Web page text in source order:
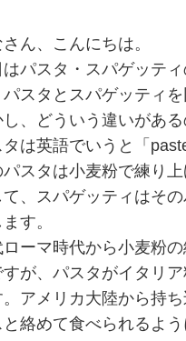
ん、こんにちは。
パスタ・スパゲッティ
パスタとスパゲッティ
し、どういう違いがあ
タは英語でいうと「
スタは小麦粉で練り
て、スパゲッティはそ
す。
ーマ時代から小麦粉
すが、パスタがイタリ
。アメリカ大陸から持
と絡めて食べられるよ